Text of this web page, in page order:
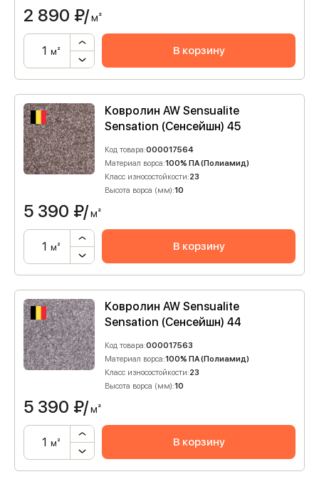
2 890 ₽/м²
м² В корзину
Ковролин AW Sensualite
Sensation (Сенсейшн) 45
Код товара:000017564
Материал ворса:100% ПА (Полиамид)
Класс износостойкости:23
Высота ворса (мм):10
5 390 ₽/м²
м² В корзину
Ковролин AW Sensualite
Sensation (Сенсейшн) 44
Код товара:000017563
Материал ворса:100% ПА (Полиамид)
Класс износостойкости:23
Высота ворса (мм):10
5 390 ₽/м²
м² В корзину